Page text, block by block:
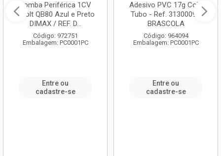
Bomba Periférica 1CV
Bivolt QB80 Azul e Preto
DIMAX / REF. D...
Código: 972751
Embalagem: PC0001PC
Entre ou
cadastre-se
Adesivo PVC 17g Cola
Tubo - Ref. 3130009 -
BRASCOLA
Código: 964094
Embalagem: PC0001PC
Entre ou
cadastre-se